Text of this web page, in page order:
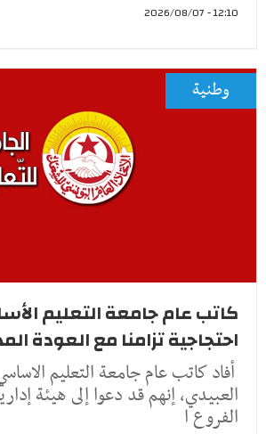
12:10 - 2026/08/07
وطنية
كاتب عام جامعة التعليم
احتجاجية تزامنا مع العودة
أفاد كاتب عام جامعة التعليم
العبيدي، إنهم قد دعوا إلى هيئة
الفروع ا